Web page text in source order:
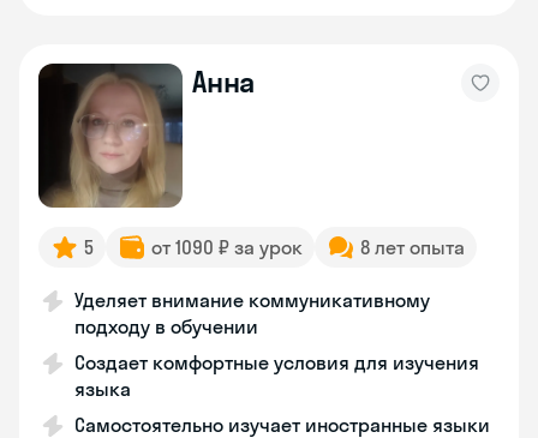
Анна
5 от 1090 ₽ за урок 8 лет опыта
Уделяет внимание коммуникативному
подходу в обучении
Создает комфортные условия для изучения
языка
Самостоятельно изучает иностранные языки